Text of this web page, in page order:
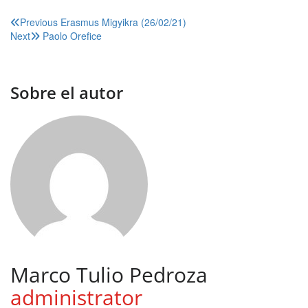
Navegación
de
Previous Erasmus Migyikra (26/02/21)
Next
Paolo Orefice
Sobre el autor
Marco Tulio Pedroza
administrator